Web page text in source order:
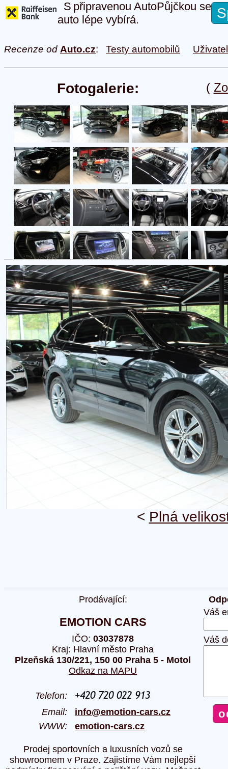
S připravenou AutoPůjčkou se
auto lépe vybírá.
Recenze od Auto.cz: Testy automobilů
(
Fotogalerie:
< Plná
Prodávající:
EMOTION CARS
IČO: 03037878
Kraj: Hlavní město Praha
Plzeňská 130/221, 150 00 Praha 5 - Motol
Odkaz na MAPU
Telefon:
Email: info@emotion-cars.cz
WWW: emotion-cars.cz
Prodej sportovních a luxusních vozů se
showroomem v Praze. Zajistíme Vám nejlepší
Váš
Váš